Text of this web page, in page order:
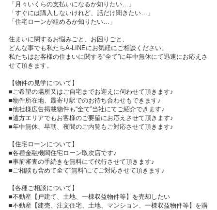
「月々いくらの支払いになるか知りたい…」
「すぐには購入しないけれど、話だけ聞きたい…」
「住宅ローンが組めるか知りたい…」
住まいに関するお悩みごと、お困りごと、
どんな事でも私たちA-LINEにお気軽にご相談ください。
私たちはお客様の住まいに関する“全て”に年中無休にて迅速にお応えさ
せて頂きます。
【物件の見学について】
■ご希望の場所又はご自宅までお迎えに伺わせて頂きます♪
■物件所在地、最寄り駅でのお待ち合わせもできます♪
■他社様広告掲載物件も“全て”当社にてご紹介できます♪
■遠方エリアでもお客様のご要望にお応えさせて頂きます♪
■年中無休、早朝、夜間のご内覧もご対応させて頂きます♪
【住宅ローンについて】
■各種金融機関住宅ローン取次店です♪
■事前審査の手続きを無料にて代行させて頂きます♪
■ご相談も含めて全て“無料”にてご対応させて頂きます♪
【各種ご相談について】
■不動産【戸建て、土地、一棟収益物件等】を売却したい
■不動産【建売、注文住宅、土地、マンション、一棟収益物件等】を購